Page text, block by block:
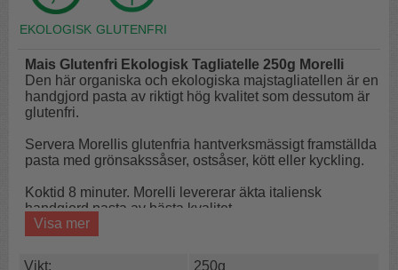
Mais Glutenfri Ekologisk Tagliatelle 250g Morelli
Den här organiska och ekologiska majstagliatellen är en
handgjord pasta av riktigt hög kvalitet som dessutom är
glutenfri.
Servera Morellis glutenfria hantverksmässigt framställda
pasta med grönsakssåser, ostsåser, kött eller kyckling.
Koktid 8 minuter. Morelli levererar äkta italiensk
handgjord pasta av bästa kvalitet.
Min erfarenhet av glutenfri pasta är att den ofta är klistrig,
Visa mer
Vikt: 250g